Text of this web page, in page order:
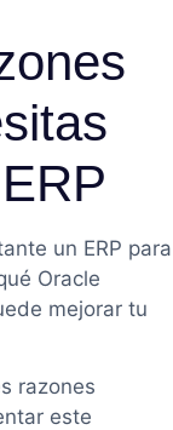
un ERP para
Oracle
mejorar tu
razones
este